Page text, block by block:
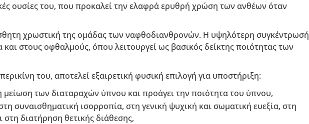
ουσίες του, που προκαλεί την ελαφρά ερυθρή χρώση των ανθέων όταν
χρωστική της ομάδας των ναφθοδιανθρονών. Η υψηλότερη συγκέντρωσή
και στους οφθαλμούς, όπου λειτουργεί ως βασικός δείκτης ποιότητας των
του, αποτελεί εξαιρετική φυσική επιλογή για υποστήριξη:
μείωση των διαταραχών ύπνου και προάγει την ποιότητα του ύπνου,
συναισθηματική ισορροπία, στη γενική ψυχική και σωματική ευεξία, στη
διατήρηση θετικής διάθεσης,